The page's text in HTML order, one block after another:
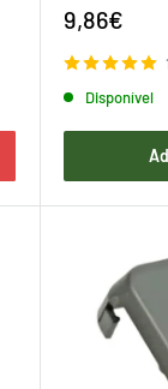
Preço
venda
9,86€
Disponível